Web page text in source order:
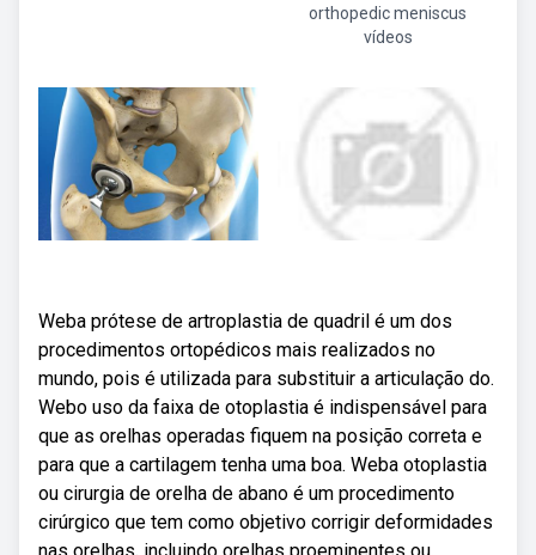
orthopedic meniscus
vídeos
Weba prótese de artroplastia de quadril é um dos
procedimentos ortopédicos mais realizados no
mundo, pois é utilizada para substituir a articulação do.
Webo uso da faixa de otoplastia é indispensável para
que as orelhas operadas fiquem na posição correta e
para que a cartilagem tenha uma boa. Weba otoplastia
ou cirurgia de orelha de abano é um procedimento
cirúrgico que tem como objetivo corrigir deformidades